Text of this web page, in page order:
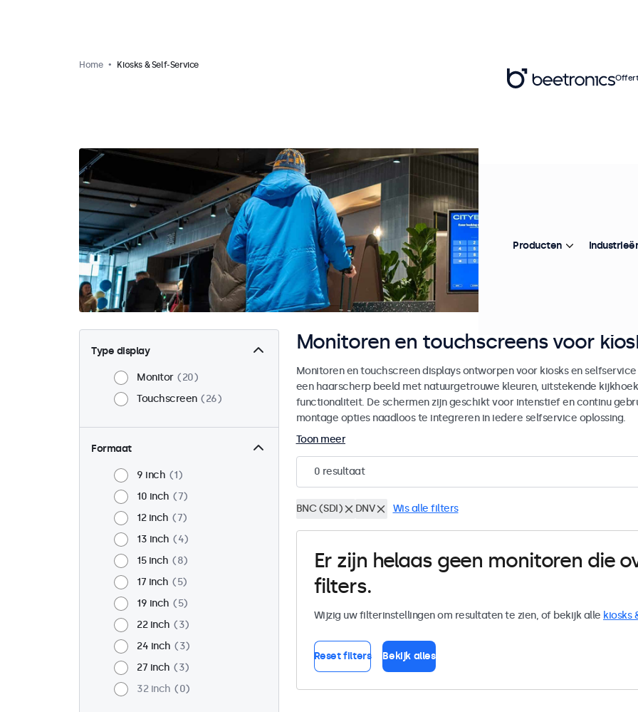
Home Kiosks & Self-Service
Type display
Monitor
20
Touchscreen
26
Formaat
9 inch
1
10 inch
7
12 inch
7
13 inch
4
15 inch
8
17 inch
5
19 inch
5
22 inch
3
24 inch
3
27 inch
3
32 inch
0
Monitoren en touchscreens voor
Monitoren en touchscreen displays ontworpen voor kiosks en
een haarscherp beeld met natuurgetrouwe kleuren, uitstekende
functionaliteit. De schermen zijn geschikt voor intenstief en continu
montage opties naadloos te integreren in iedere selfservice oplossing.
Toon meer
0 resultaat
BNC (SDI) DNV Wis alle filters
Er zijn helaas geen monitoren die
filters.
Wijzig uw filterinstellingen om resultaten te zien, of bekijk alle kiosks
Reset filters Bekijk alles
Producten